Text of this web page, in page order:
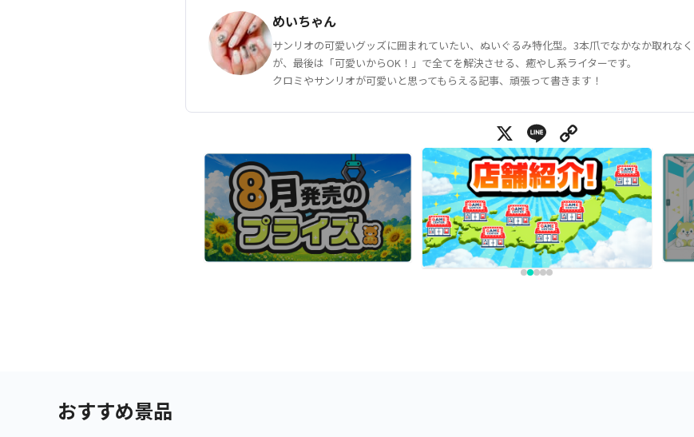
めいちゃん
サンリオの可愛いグッズに囲まれていたい、ぬいぐるみ特化型。3本爪でなかなか取れな
が、最後は「可愛いからOK！」で全てを解決させる、癒やし系ライターです。
クロミやサンリオが可愛いと思ってもらえる記事、頑張って書きます！
X Line
おすすめ景品